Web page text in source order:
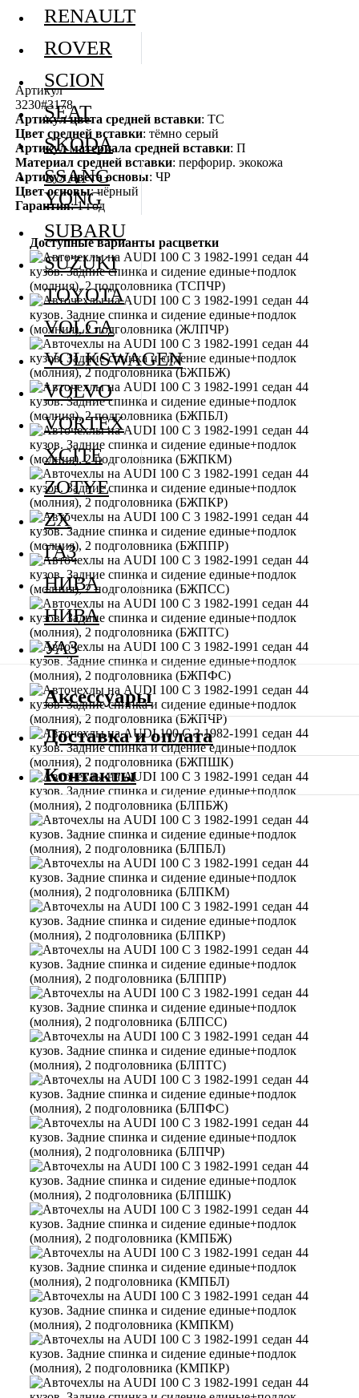
Артикул
3230#3178
Артикул цвета средней вставки: ТС
Цвет средней вставки: тёмно серый
Артикул материала средней вставки: П
Материал средней вставки: перфорир. экокожа
Артикул цвета основы: ЧР
Цвет основы: чёрный
Гарантия: 1 год
Доступные варианты расцветки
RENAULT
ROVER
SCION
SEAT
SKODA
SSANG
YONG
SUBARU
SUZUKI
TOYOTA
VOLGA
VOLKSWAGEN
VOLVO
VORTEX
XCITE
ZOTYE
ZX
ГАЗ
НИВА
НИВА
УАЗ
Аксессуары
Доставка и оплата
Контакты